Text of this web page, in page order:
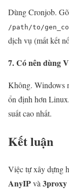
Dùng Cronjob. Gõ
/path/to/
dịch vụ (mất kết
7. Có nên dùng
Không. Windows
ổn định hơn
suất cao nhất.
Kết luận
Việc tự xây dựng
AnyIPvà3proxy